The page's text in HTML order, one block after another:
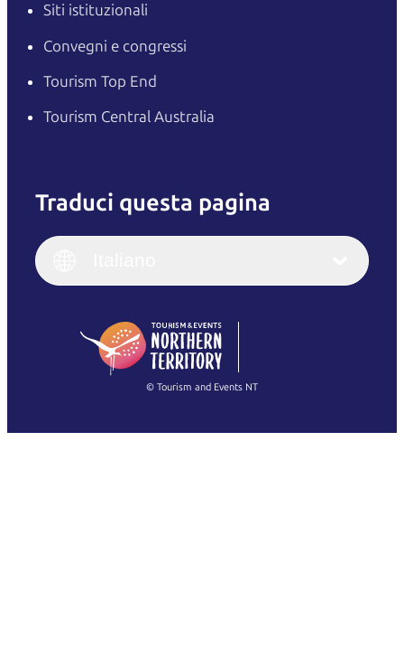
Siti istituzionali
Convegni e congressi
Tourism Top End
Tourism Central Australia
Traduci questa pagina
English
(Singapore)
Italiano
繁體中文
© Tourism and Events NT